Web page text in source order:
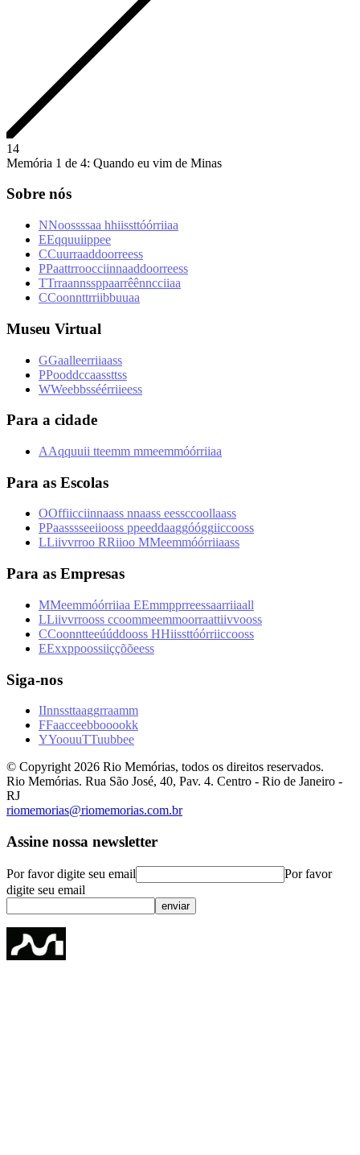
14
Memória 1 de 4: Quando eu vim de Minas
Sobre nós
NNoossssaa hhiissttóórriiaa
EEqquuiippee
CCuurraaddoorreess
PPaattrroocciinnaaddoorreess
TTrraannssppaarrêênncciiaa
CCoonnttrriibbuuaa
Museu Virtual
GGaalleerriiaass
PPooddccaassttss
WWeebbsséérriieess
Para a cidade
AAqquuii tteemm mmeemmóórriiaa
Para as Escolas
OOffiicciinnaass nnaass eessccoollaass
PPaasssseeiiooss ppeeddaaggóóggiiccooss
LLiivvrroo RRiioo MMeemmóórriiaass
Para as Empresas
MMeemmóórriiaa EEmmpprreessaarriiaall
LLiivvrrooss ccoommeemmoorraattiivvooss
CCoonntteeúúddooss HHiissttóórriiccooss
EExxppoossiiççõõeess
Siga-nos
IInnssttaaggrraamm
FFaacceebbooookk
YYoouuTTuubbee
© Copyright 2026 Rio Memórias, todos os direitos reservados.
Rio Memórias. Rua São José, 40, Pav. 4. Centro - Rio de Janeiro -
RJ
riomemorias@riomemorias.com.br
Assine nossa newsletter
Por favor digite seu email
Por favor
digite seu email
enviar